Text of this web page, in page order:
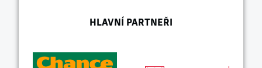
HLAVNÍ PARTNEŘI